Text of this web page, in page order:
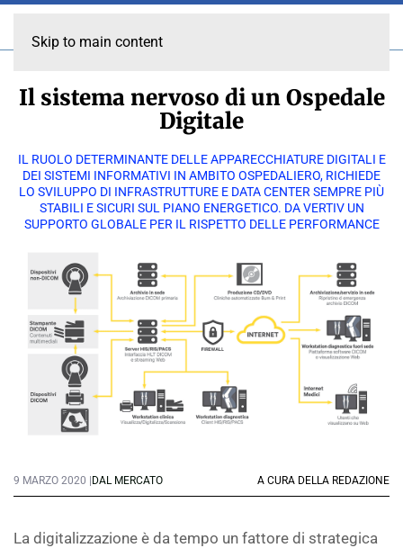
Skip to main content
Il sistema nervoso di un Ospedale
Digitale
IL RUOLO DETERMINANTE DELLE APPARECCHIATURE DIGITALI E
DEI SISTEMI INFORMATIVI IN AMBITO OSPEDALIERO, RICHIEDE
LO SVILUPPO DI INFRASTRUTTURE E DATA CENTER SEMPRE PIÙ
STABILI E SICURI SUL PIANO ENERGETICO. DA VERTIV UN
SUPPORTO GLOBALE PER IL RISPETTO DELLE PERFORMANCE
9 MARZO 2020 | DAL MERCATO A CURA DELLA REDAZIONE
La digitalizzazione è da tempo un fattore di strategica